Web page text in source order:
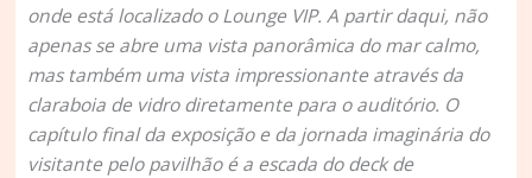
onde está localizado o Lounge VIP. A partir daqui, não
apenas se abre uma vista panorâmica do mar calmo,
mas também uma vista impressionante através da
claraboia de vidro diretamente para o auditório. O
capítulo final da exposição e da jornada imaginária do
visitante pelo pavilhão é a escada do deck de